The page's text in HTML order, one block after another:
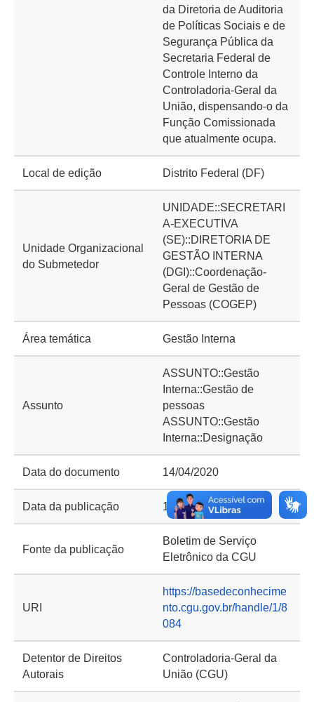
da Diretoria de Auditoria
de Políticas Sociais e de
Segurança Pública da
Secretaria Federal de
Controle Interno da
Controladoria-Geral da
União, dispensando-o da
Função Comissionada
que atualmente ocupa.
Local de edição Distrito Federal (DF)
Unidade Organizacional
do Submetedor
UNIDADE::SECRETARI
A-EXECUTIVA
(SE)::DIRETORIA DE
GESTÃO INTERNA
(DGI)::Coordenação-
Geral de Gestão de
Pessoas (COGEP)
Área temática Gestão Interna
Assunto
ASSUNTO::Gestão
Interna::Gestão de
pessoas
ASSUNTO::Gestão
Interna::Designação
Data do documento 14/04/2020
Data da publicação 16/04/2020
Fonte da publicação
Boletim de Serviço
Eletrônico da CGU
URI
https://basedeconhecime
nto.cgu.gov.br/handle/1/8
084
Detentor de Direitos
Autorais
Controladoria-Geral da
União (CGU)